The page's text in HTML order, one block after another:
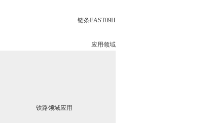
链条EAST09H
应用领域
铁路领域应用